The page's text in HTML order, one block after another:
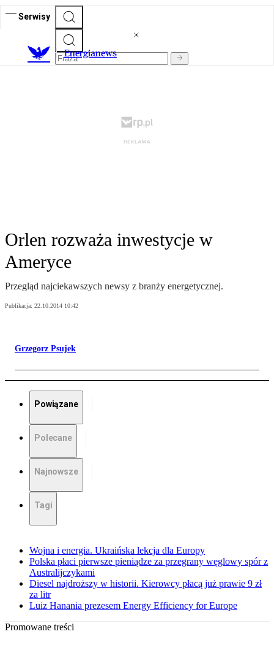
Serwisy
Energianews
Orlen rozważa inwestycje w
Ameryce
Przegląd najciekawszych newsy z branży energetycznej.
Publikacja: 22.10.2014 10:42
Grzegorz Psujek
Powiązane
Polecane
Najnowsze
Tagi
Wojna i energia. Ukraińska lekcja dla Europy
Polska płaci pierwsze pieniądze za przegrany węglowy spór z
Australijczykami
Diesel najdroższy w historii. Kierowcy płacą już prawie 9 zł
za litr
Luiz Hanania prezesem Energy Efficiency for Europe
Promowane treści